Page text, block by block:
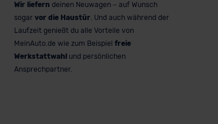
Wir liefern deinen Neuwagen – auf Wunsch
sogarvor die Haustür. Und auch während der
Laufzeit genießt du alle Vorteile von
MeinAuto.de wie zum Beispielfreie
Werkstattwahl und persönlichen
Ansprechpartner.